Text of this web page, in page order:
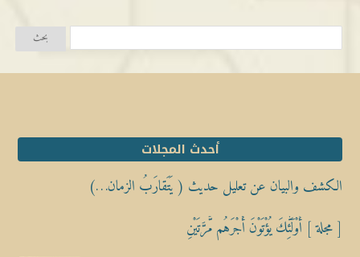
أحدث المجلات
الكشف والبيان عن تعليل حديث ( يَتَقارَبُ الزمان…)
[ مجلة ] أُوْلَٰٓئِكَ يُؤْتَوْنَ أَجْرَهُم مَّرَّتَيْنِ